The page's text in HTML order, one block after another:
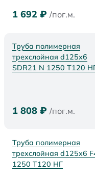
1 692 ₽ /пог.м.
Труба полимерная
трехслойная d125x6
SDR21 N 1250 Т120
1 808 ₽ /пог.м.
Труба полимерная
трехслойная d125x6
1250 Т120 НГ